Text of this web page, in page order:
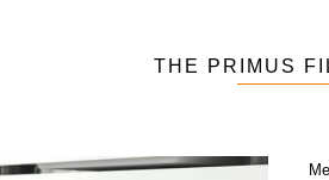
THE PRIMUS